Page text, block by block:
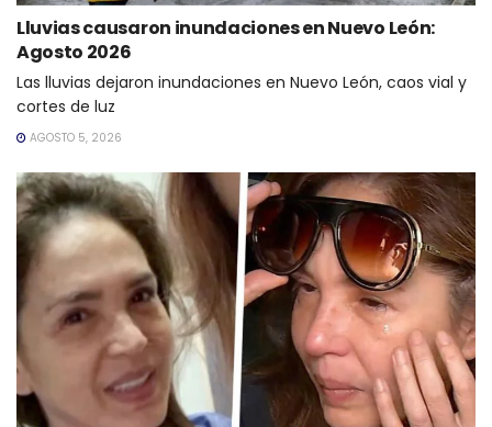
Lluvias causaron inundaciones en Nuevo León:
Agosto 2026
Las lluvias dejaron inundaciones en Nuevo León, caos vial y
cortes de luz
AGOSTO 5, 2026